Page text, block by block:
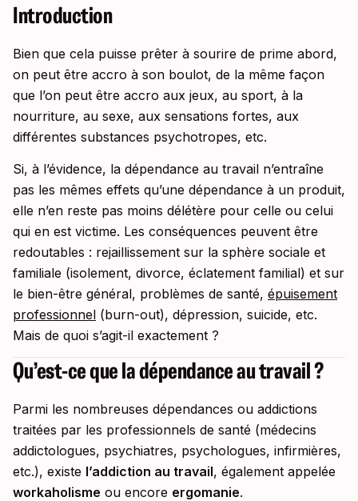
Introduction
Bien que cela puisse prêter à sourire de prime abord,
on peut être accro à son boulot, de la même façon
que l’on peut être accro aux jeux, au sport, à la
nourriture, au sexe, aux sensations fortes, aux
différentes substances psychotropes, etc.
Si, à l’évidence, la dépendance au travail n’entraîne
pas les mêmes effets qu’une dépendance à un produit,
elle n’en reste pas moins délétère pour celle ou celui
qui en est victime. Les conséquences peuvent être
redoutables : rejaillissement sur la sphère sociale et
familiale (isolement, divorce, éclatement familial) et sur
le bien-être général, problèmes de santé, épuisement
professionnel (burn-out), dépression, suicide, etc.
Mais de quoi s’agit-il exactement ?
Qu’est-ce que la dépendance au travail ?
Parmi les nombreuses dépendances ou addictions
traitées par les professionnels de santé (médecins
addictologues, psychiatres, psychologues, infirmières,
etc.), existe l’addiction au travail, également appelée
workaholisme ou encore ergomanie.